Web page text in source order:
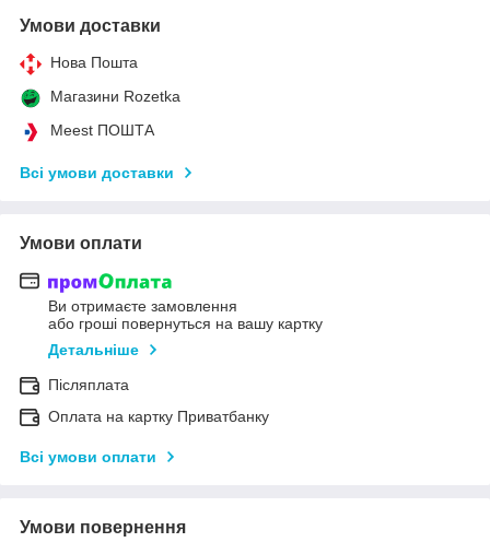
Умови доставки
Нова Пошта
Магазини Rozetka
Meest ПОШТА
Всі умови доставки
Умови оплати
Ви отримаєте замовлення
або гроші повернуться на вашу картку
Детальніше
Післяплата
Оплата на картку Приватбанку
Всі умови оплати
Умови повернення